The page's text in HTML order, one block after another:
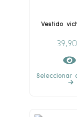
Vestido
39,90
Seleccionar